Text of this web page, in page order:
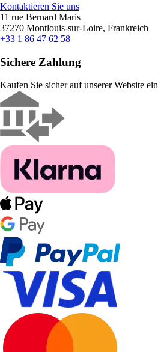
Kontaktieren Sie uns
11 rue Bernard Maris
37270 Montlouis-sur-Loire, Frankreich
+33 1 86 47 62 58
Sichere Zahlung
Kaufen Sie sicher auf unserer Website ein